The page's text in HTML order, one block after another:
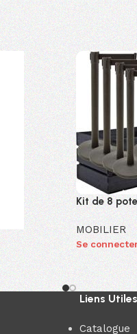
Kit de 8
MOBILIER
Se
Liens Utiles
Catalogue